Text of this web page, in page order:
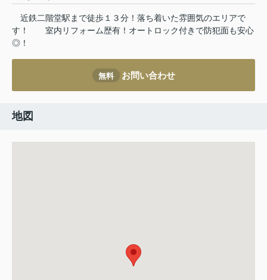
近鉄二階堂駅まで徒歩１３分！落ち着いた雰囲気のエリアで
す！
室内リフォーム歴有！オートロック付きで防犯面も安心
◎！
無料 お問い合わせ
地図